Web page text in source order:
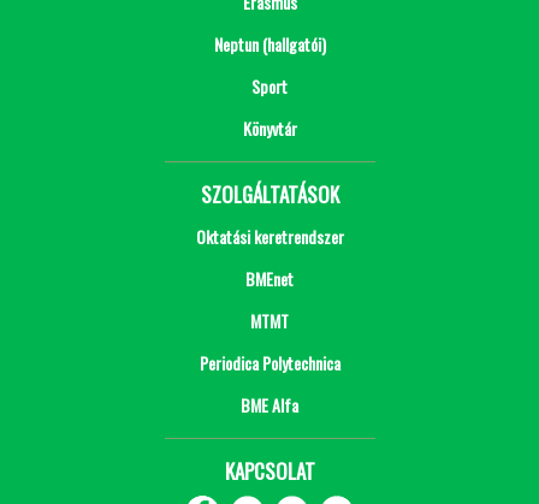
Neptun (hallgatói)
Sport
Könyvtár
SZOLGÁLTATÁSOK
Oktatási keretrendszer
BMEnet
MTMT
Periodica Polytechnica
BME Alfa
KAPCSOLAT